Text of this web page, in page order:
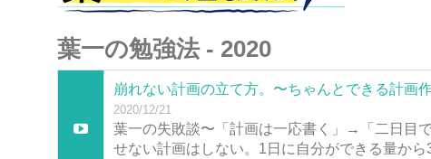
葉一の勉強法 - 2020
崩れない計画の立て方。〜ちゃんとできる計画
2020/12/21
葉一の失敗談〜「計画は一応書く」→「二日目
せない計画はしない。1日に自分ができる量か